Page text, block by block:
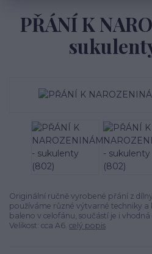
PŘÁNÍ K
Originální ručně vyrobené přání z
používáme různé výtvarné techniky
baleno v celofánu, součástí je i
Velikost: cca A6. celý popis